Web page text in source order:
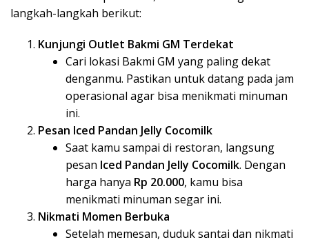
langkah-langkah berikut:
Kunjungi Outlet Bakmi GM Terdekat
Cari lokasi Bakmi GM yang paling dekat
denganmu. Pastikan untuk datang pada jam
operasional agar bisa menikmati minuman
ini.
Pesan Iced Pandan Jelly Cocomilk
Saat kamu sampai di restoran, langsung
pesan Iced Pandan Jelly Cocomilk. Dengan
harga hanya Rp 20.000, kamu bisa
menikmati minuman segar ini.
Nikmati Momen Berbuka
Setelah memesan, duduk santai dan nikmati